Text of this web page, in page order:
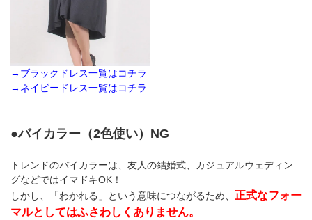
→ブラックドレス一覧はコチラ
→ネイビードレス一覧はコチラ
●バイカラー（2色使い）NG
トレンドのバイカラーは、友人の結婚式、カジュアルウェディン
グなどではイマドキOK！
しかし、「わかれる」という意味につながるため、 正式なフォー
マルとしてはふさわしくありません。